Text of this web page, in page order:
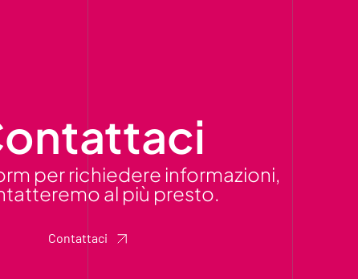
per richiedere informazioni,
al più presto.
Contattaci